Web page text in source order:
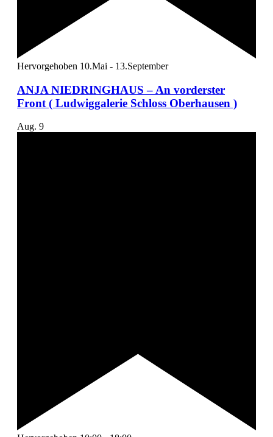
Hervorgehoben 10.Mai - 13.September
ANJA NIEDRINGHAUS – An vorderster
Front ( Ludwiggalerie Schloss Oberhausen )
Aug. 9